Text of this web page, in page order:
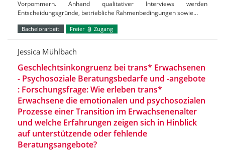
Vorpommern. Anhand qualitativer Interviews werden
Entscheidungsgründe, betriebliche Rahmenbedingungen sowie…
Bachelorarbeit Freier Zugang
Jessica Mühlbach
Geschlechtsinkongruenz bei trans* Erwachsenen
- Psychosoziale Beratungsbedarfe und -angebote
: Forschungsfrage: Wie erleben trans*
Erwachsene die emotionalen und psychosozialen
Prozesse einer Transition im Erwachsenenalter
und welche Erfahrungen zeigen sich in Hinblick
auf unterstützende oder fehlende
Beratungsangebote?